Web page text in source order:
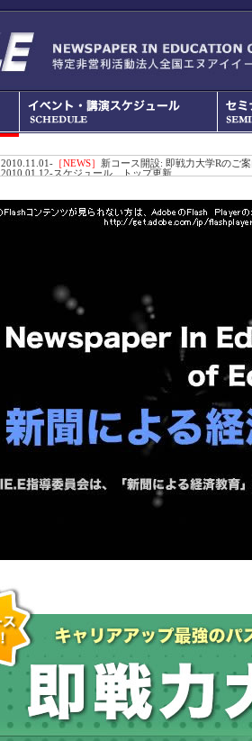
2010.11.01- ［NEWS］ 新コース開設: 即戦力大学Rのご
2010.01.12-スケジュール、トップ更新
2009.11月-NIEE.or.jpの取得。